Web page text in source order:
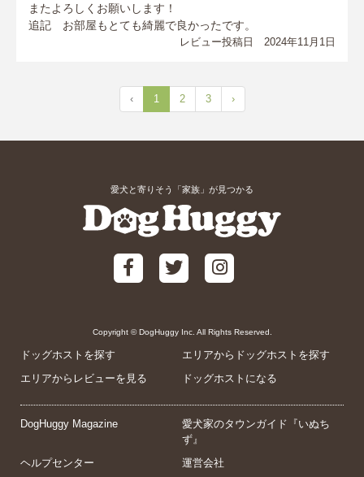
またよろしくお願いします！
追記 お部屋もとても綺麗で良かったです。
レビュー投稿日 2024年11月1日
‹ 1 2 3 ›
愛犬と寄りそう「家族」が見つかる
Copyright © DogHuggy Inc. All Rights Reserved.
ドッグホストを探す
エリアからドッグホストを探す
エリアからレビューを見る
ドッグホストになる
DogHuggy Magazine
愛犬家のタウンガイド『いぬち
ず』
ヘルプセンター
運営会社